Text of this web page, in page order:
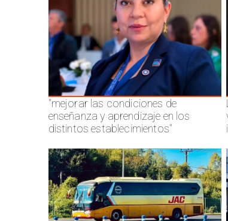
"mejorar las condiciones de
enseñanza y aprendizaje en los
distintos establecimientos"